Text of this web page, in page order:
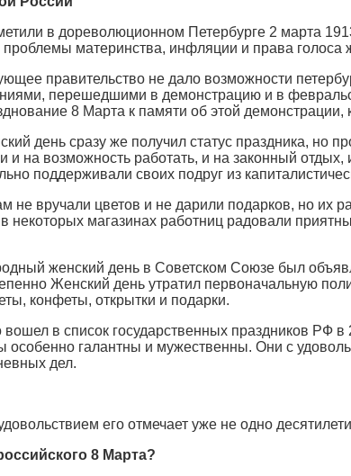
в дореволюционном Петербурге 2 марта
проблемы материнства, инфляции и права
правительство не дало возможности
перешедшими в демонстрацию и в
8 Марта к памяти об этой
день сразу же получил статус праздника,
на возможность работать, и на законный
поддерживали своих подруг из
не вручали цветов и не дарили подарков, но их
некоторых магазинах работниц радовали
женский день в Советском Союзе был
Женский день утратил первоначальную
конфеты, открытки и подарки.
в список государственных праздников РФ
галантны и мужественны. Они с
дел.
его отмечает уже не одно
8 Марта?